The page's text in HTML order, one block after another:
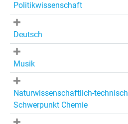
Politikwissenschaft
Deutsch
Musik
Naturwissenschaftlich-
Schwerpunkt Chemie